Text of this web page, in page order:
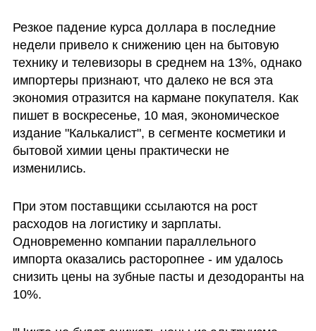
Резкое падение курса доллара в последние
недели привело к снижению цен на бытовую
технику и телевизоры в среднем на 13%, однако
импортеры признают, что далеко не вся эта
экономия отразится на кармане покупателя. Как
пишет в воскресенье, 10 мая, экономическое
издание "Калькалист", в сегменте косметики и
бытовой химии цены практически не
изменились.
При этом поставщики ссылаются на рост
расходов на логистику и зарплаты.
Одновременно компании параллельного
импорта оказались расторопнее - им удалось
снизить цены на зубные пасты и дезодоранты на
10%.